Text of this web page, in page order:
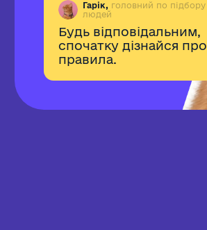
Гарік, головний по підбору
людей
Будь відповідальним,
спочатку дізнайся про
правила.